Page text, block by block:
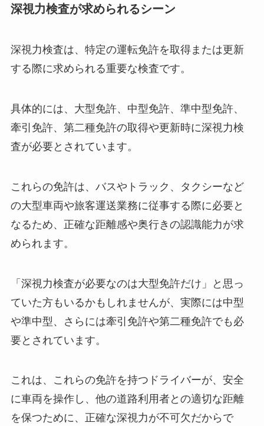
深視力検査が求められるシーン
深視力検査は、特定の運転免許を取得または更新
する際に求められる重要な検査です。
具体的には、大型免許、中型免許、準中型免許、
牽引免許、第二種免許の取得や更新時に深視力検
査が必要とされています。
これらの免許は、バスやトラック、タクシーなど
の大型車両や旅客運送業務に従事する際に必要と
なるため、正確な距離感や奥行きの認識能力が求
められます。
「深視力検査が必要なのは大型免許だけ」と思っ
ていた方もいるかもしれませんが、実際には中型
や準中型、さらには牽引免許や第二種免許でも必
要とされています。
これは、これらの免許を持つドライバーが、安全
に車両を操作し、他の道路利用者との適切な距離
を保つために、正確な深視力が不可欠だからで